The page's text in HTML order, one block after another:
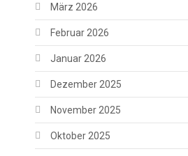
März 2026
Februar 2026
Januar 2026
Dezember 2025
November 2025
Oktober 2025